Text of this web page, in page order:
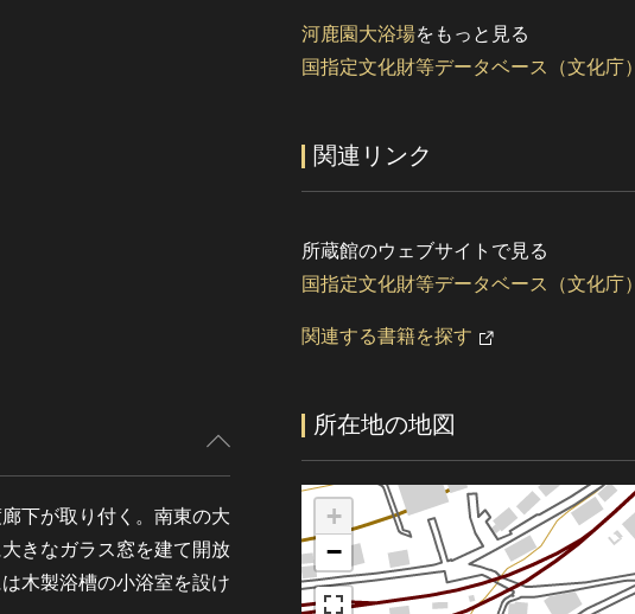
下が取り付く。南東の大
きなガラス窓を建て開放
木製浴槽の小浴室を設け
河鹿園大浴場をもっと見る
国指定文化財等データベース（文化庁）
関連リンク
所蔵館のウェブサイトで見る
国指定文化財等データベース（文化庁）
関連する書籍を探す
所在地の地図
+
−